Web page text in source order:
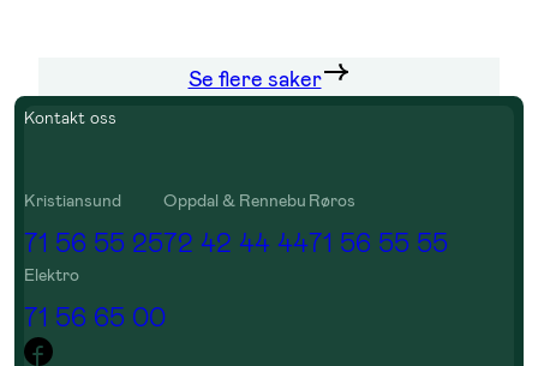
Se flere saker
Kontakt oss
Kristiansund
71 56 55 25
Oppdal & Rennebu
72 42 44 44
Røros
71 56 55 55
Elektro
71 56 65 00